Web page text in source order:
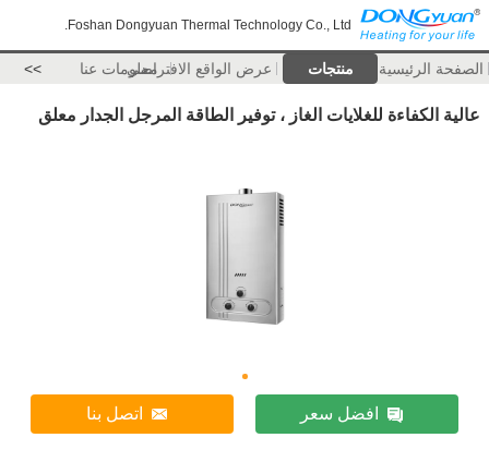
Foshan Dongyuan Thermal Technology Co., Ltd.
الصفحة الرئيسية منتجات عرض الواقع الافتراضيمعلومات عنا >>
عالية الكفاءة للغلايات الغاز ، توفير الطاقة المرجل الجدار معلق
افضل سعر اتصل بنا